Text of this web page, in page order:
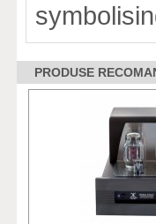
PRODUSE